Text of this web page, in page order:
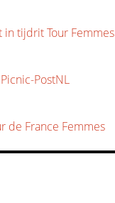
tijdrit Tour Femmes
PostNL
de France Femmes